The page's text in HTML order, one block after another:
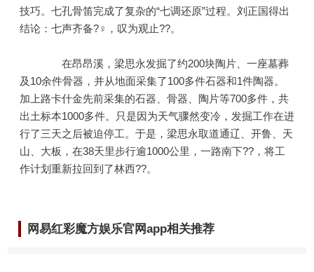
技巧。七孔骨笛完成了复杂的“七调还原”过程。刘正国得出
结论：七声齐备?♀，叹为观止??。
在昂昂溪，梁思永发掘了约200块陶片、一座墓葬
及10余件骨器，并从地面采集了100多件石器和1件陶器。
加上路卡什金先前采集的石器、骨器、陶片等700多件，共
出土标本1000多件。只是因为天气骤然变冷，发掘工作在进
行了三天之后被迫停工。于是，梁思永取道通辽、开鲁、天
山、大板，在38天里步行逾1000公里，一路南下??，将工
作计划重新拉回到了林西??。
网易红彩魔方娱乐官网app相关推荐